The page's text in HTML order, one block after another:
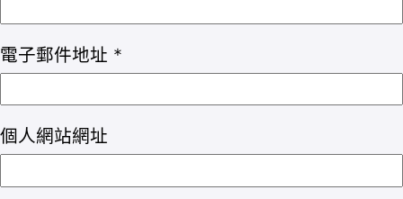
電子郵件地址 *
個人網站網址